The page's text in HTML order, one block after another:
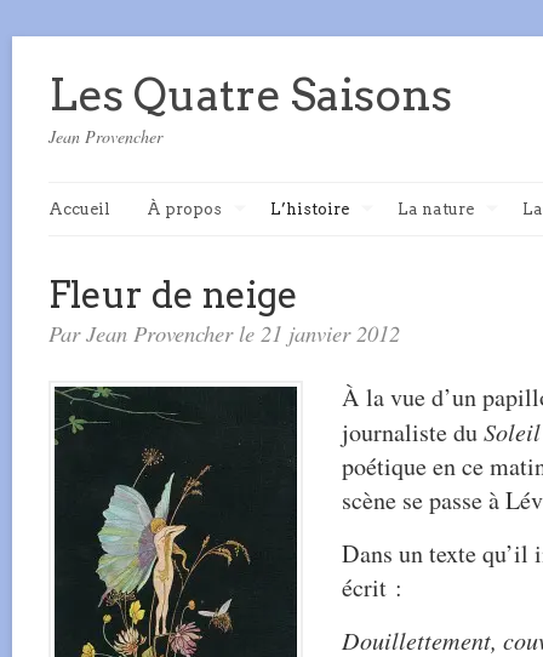
Les Quatre Saisons
Jean Provencher
Accueil À propos L’histoire La nature
Fleur de neige
Par Jean Provencher le 21 janvier 2012
À la vue d’un
journaliste duSoleil
poétique en ce
scène se passe à
Dans un texte
écrit :
Douillettement,